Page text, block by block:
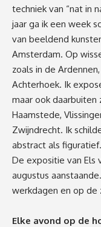
techniek van “nat in
jaar ga ik een week
van beeldend
Amsterdam. Op
zoals in de
Achterhoek. Ik
maar ook daarbuiten
Haamstede,
Zwijndrecht. Ik
abstract als
De expositie van Els
augustus
werkdagen en op de
Elke avond op de